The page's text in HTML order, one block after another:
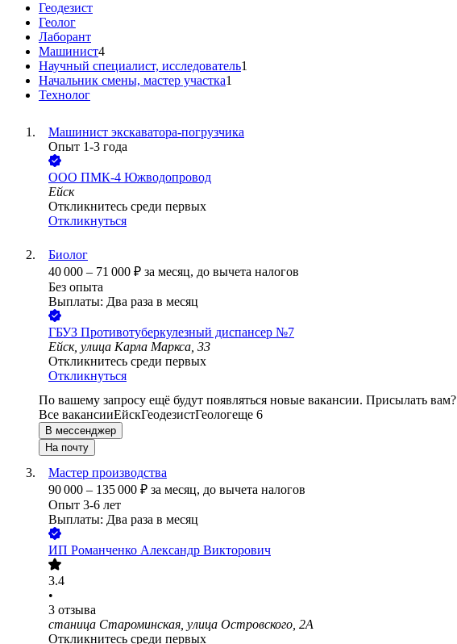
Геодезист
Геолог
Лаборант
Машинист4
Научный специалист, исследователь1
Начальник смены, мастер участка1
Технолог
Машинист экскаватора-погрузчика
Опыт 1-3 года
ООО ПМК-4 Южводопровод
Ейск
Откликнитесь среди первых
Откликнуться
Биолог
40 000 – 71 000 ₽ за месяц, до вычета налогов
Без опыта
Выплаты: Два раза в месяц
ГБУЗ Противотуберкулезный диспансер №7
Ейск, улица Карла Маркса, 33
Откликнитесь среди первых
Откликнуться
По вашему запросу ещё будут появляться новые вакансии. Присылать вам?
Все вакансииЕйскГеодезистГеологеще 6
В мессенджер
На почту
Мастер производства
90 000 – 135 000 ₽ за месяц, до вычета налогов
Опыт 3-6 лет
Выплаты: Два раза в месяц
ИП Романченко Александр Викторович
3.4
•
3 отзыва
станица Староминская, улица Островского, 2А
Откликнитесь среди первых